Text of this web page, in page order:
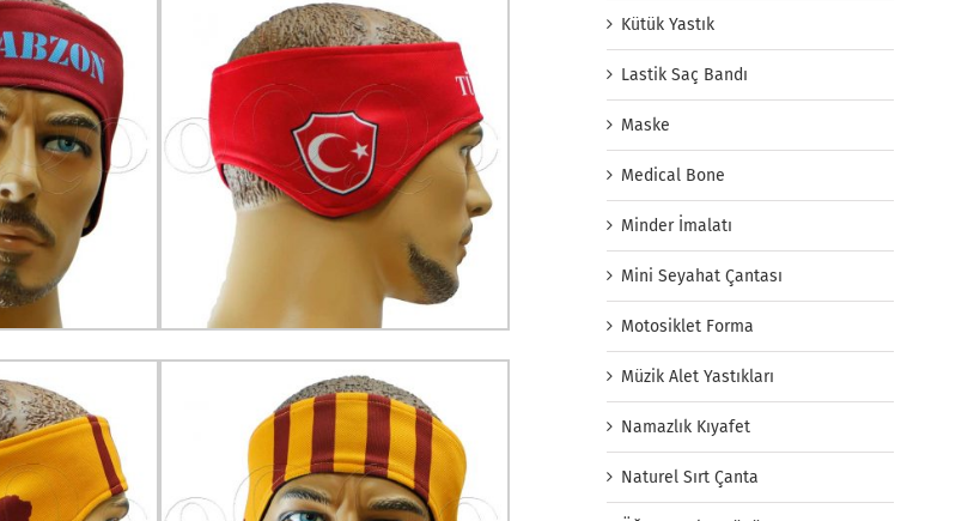
Kütük Yastık
Lastik Saç Bandı
Maske
Medical Bone
Minder İmalatı
Mini Seyahat Çantası
Motosiklet Forma
Müzik Alet Yastıkları
Namazlık Kıyafet
Naturel Sırt Çanta